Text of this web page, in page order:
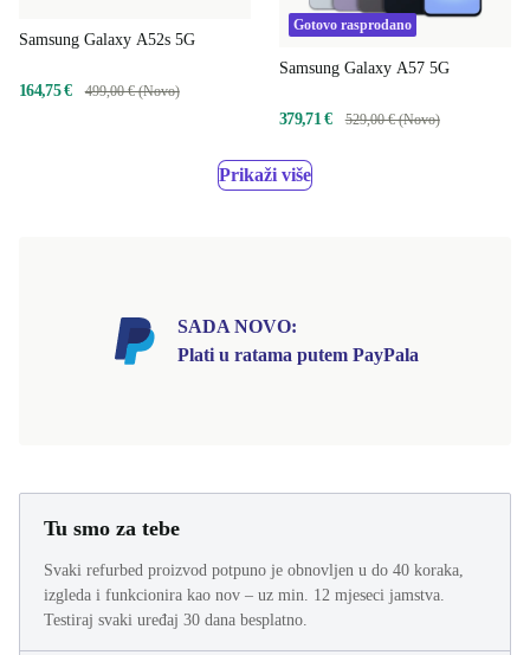
Samsung Galaxy A52s 5G
164,75 € 499,00 € (Novo)
Gotovo rasprodano
Samsung Galaxy A57 5G
379,71 € 529,00 € (Novo)
Prikaži više
SADA NOVO:
Plati u ratama putem PayPala
Tu smo za tebe
Svaki refurbed proizvod potpuno je obnovljen u do 40 koraka,
izgleda i funkcionira kao nov – uz min. 12 mjeseci jamstva.
Testiraj svaki uređaj 30 dana besplatno.